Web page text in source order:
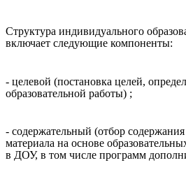
Структура индивидуального
включает следующие компоненты:
- целевой (постановка целей,
образовательной работы) ;
- содержательный (отбор
материала на основе
в ДОУ, в том числе программ